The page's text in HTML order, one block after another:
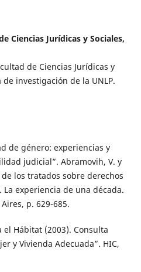
Ciencias Jurídicas y Sociales,
de Ciencias Jurídicas y
de investigación de la UNLP.
de género: experiencias y
judicial”. Abramovih, V. y
los tratados sobre derechos
experiencia de una década.
p. 629-685.
Hábitat (2003). Consulta
y Vivienda Adecuada”. HIC,